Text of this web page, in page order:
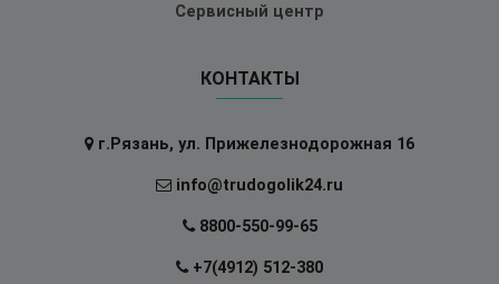
Сервисный центр
КОНТАКТЫ
г.Рязань, ул. Прижелезнодорожная 16
info@trudogolik24.ru
8800-550-99-65
+7(4912) 512-380